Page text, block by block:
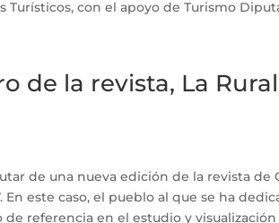
Turísticos, con el apoyo de Turismo
de la revista, La
de una nueva edición de la revista de
En este caso, el pueblo al que se ha
referencia en el estudio y visualización